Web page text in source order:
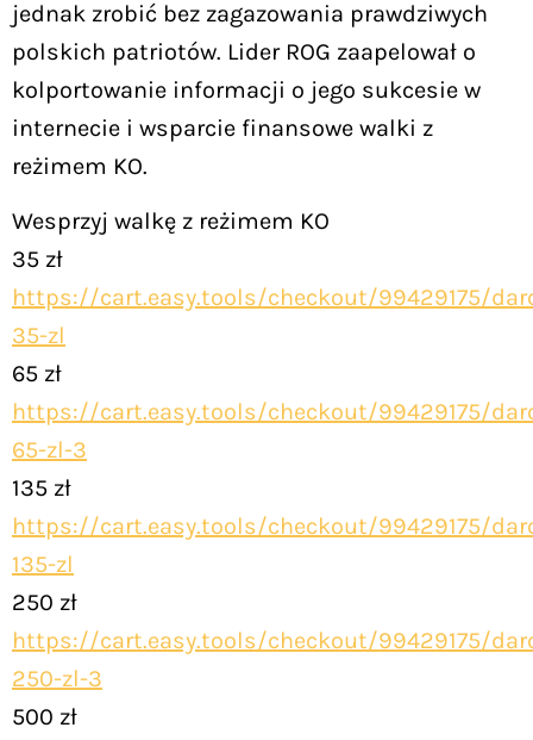
jednak zrobić bez zagazowania prawdziwych
polskich patriotów. Lider ROG zaapelował o
kolportowanie informacji o jego sukcesie w
internecie i wsparcie finansowe walki z
reżimem KO.
Wesprzyj walkę z reżimem KO
35 zł
https://cart.easy.tools/checkout/99429175/
35-zl
65 zł
https://cart.easy.tools/checkout/99429175/
65-zl-3
135 zł
https://cart.easy.tools/checkout/99429175/
135-zl
250 zł
https://cart.easy.tools/checkout/99429175/
250-zl-3
500 zł